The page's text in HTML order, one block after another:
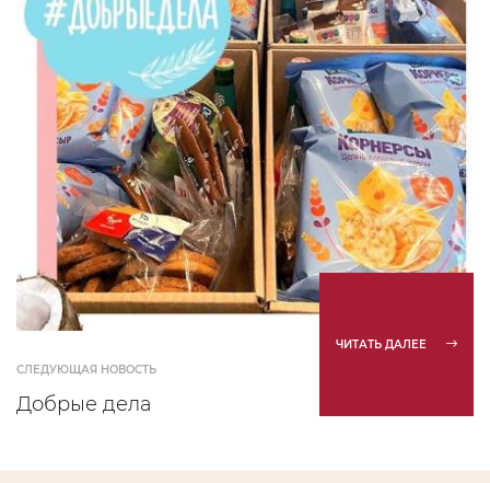
СЛЕДУЮЩАЯ НОВОСТЬ
Добрые дела
ЧИТАТЬ ДАЛЕЕ